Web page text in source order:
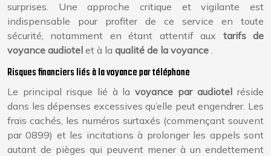
surprises. Une approche critique et vigilante est
indispensable pour profiter de ce service en toute
sécurité, notamment en étant attentif aux tarifs de
voyance audiotel et à la qualité de la voyance .
Risques financiers liés à la voyance par téléphone
Le principal risque lié à lavoyance par audiotelréside
dans les dépenses excessives qu’elle peut engendrer. Les
frais cachés, les numéros surtaxés (commençant souvent
par 0899) et les incitations à prolonger les appels sont
autant de pièges qui peuvent mener à un endettement